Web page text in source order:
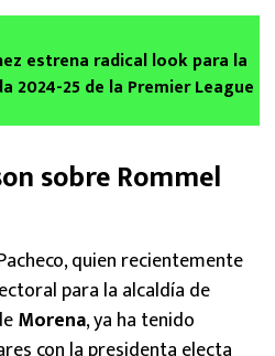
estrena radical look para la
2024-25 de la Premier League
sobre Rommel
quien recientemente
para la alcaldía de
Morena, ya ha tenido